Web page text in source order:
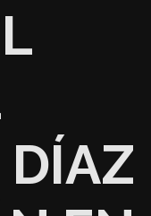
DÍAZ